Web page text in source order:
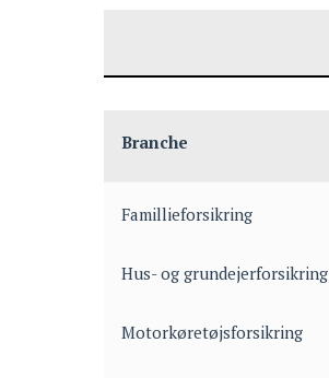
Branche
Famillieforsikring
Hus- og grundejerforsikring
Motorkøretøjsforsikring